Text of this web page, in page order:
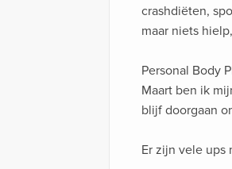
crashdiëten,
maar niets
Personal Body
Maart ben ik
blijf doorgaan
Er zijn vele ups